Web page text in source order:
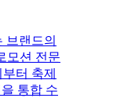
브랜드의
모션 전문
터 축제
통합 수